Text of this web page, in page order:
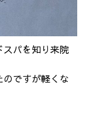
スパを知り来院
のですが軽くな